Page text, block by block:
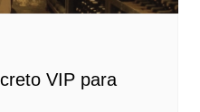
VIP para